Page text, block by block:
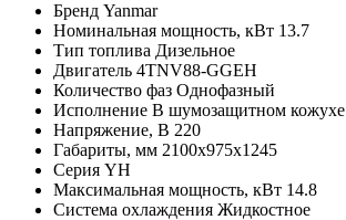
Бренд Yanmar
Номинальная мощность, кВт 13.7
Тип топлива Дизельное
Двигатель 4TNV88-GGEH
Количество фаз Однофазный
Исполнение В шумозащитном кожухе
Напряжение, В 220
Габариты, мм 2100x975x1245
Серия YH
Максимальная мощность, кВт 14.8
Система охлаждения Жидкостное